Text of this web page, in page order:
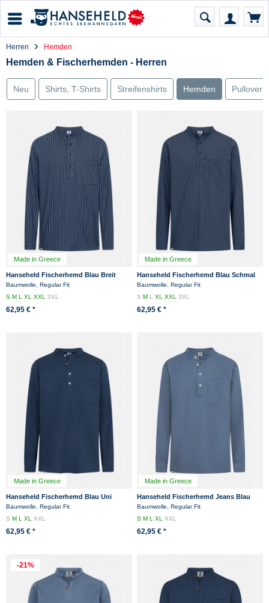
Herren Hemden
Hemden & Fischerhemden - Herren
Neu Shirts, T-Shirts Streifenshirts Hemden Pullover
Made in Greece
Hanseheld Fischerhemd Blau Breit
Gestreift GOTS Organic
Baumwolle, Regular Fit
SMLXLXXL3XL
62,95 € *
Made in Greece
Hanseheld Fischerhemd Blau Schmal
Gestreift GOTS Organic
Baumwolle, Regular Fit
SM LXLXXL3XL
62,95 € *
Made in Greece
Hanseheld Fischerhemd Blau Uni
GOTS Organic
Baumwolle, Regular Fit
SMLXL XXL
62,95 € *
Made in Greece
Hanseheld Fischerhemd Jeans Blau
Uni GOTS Organic
Baumwolle, Regular Fit
SMLXL XXL
62,95 € *
-21%